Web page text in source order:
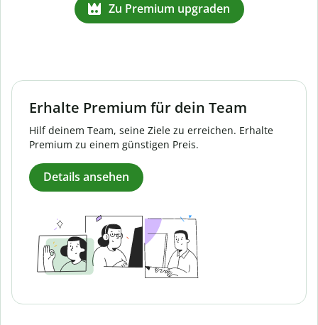
Zu Premium upgraden
Erhalte Premium für dein Team
Hilf deinem Team, seine Ziele zu erreichen. Erhalte
Premium zu einem günstigen Preis.
Details ansehen